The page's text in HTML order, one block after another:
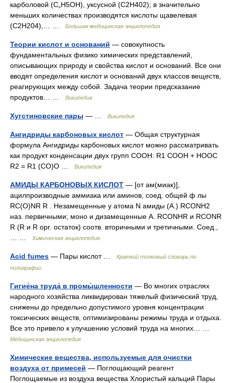
карболовой (С„Н5ОН), уксусной (С2Н402); в значительно
меньших количествах производятся кислоты щавелевая
(С2Н204),… …
Большая медицинская энциклопедия
Теории кислот и оснований — совокупность
фундаментальных физико химических представлений,
описывающих природу и свойства кислот и оснований. Все они
вводят определения кислот и оснований двух классов веществ,
реагирующих между собой. Задача теории предсказание
продуктов… …
Википедия
Хугстиновские пары — … Википедия
Ангидриды карбоновых кислот — Общая структурная
формула Ангидриды карбоновых кислот можно рассматривать
как продукт конденсации двух групп COOH: R1 COOH + HOOC
R2 = R1 (CO)O …
Википедия
АМИДЫ КАРБОНОВЫХ КИСЛОТ — [от ам(миак)],
ацилпроизводные аммиака или аминов, соед. общей ф лы
RC(O)NR R . Незамещенные у атома N амиды (А.) RCONH2
наз. первичными; моно и дизамещенные А. RCONHR и RCONR
R (R и R opr. остаток) соотв. вторичными и третичными. Соед.,
Химическая энциклопедия
Acid fumes — Пары кислот …
Краткий толковый словарь по
полиграфии
Гигие́на труда́ в промы́шленности — Во многих отраслях
народного хозяйства ликвидирован тяжелый физический труд,
снижены до предельно допустимого уровня концентрации
токсических веществ, оптимизированы режимы труда и отдыха.
Все это привело к улучшению условий труда на многих… …
Медицинская энциклопедия
Химические вещества, используемые для очистки
воздуха от примесей — Поглощающий реагент
Поглощаемые из воздуха вещества Хлористый кальций Пары